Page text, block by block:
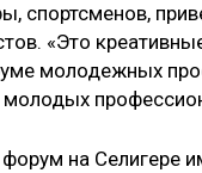
спортсменов,
«Это
молодежных
на Селигере